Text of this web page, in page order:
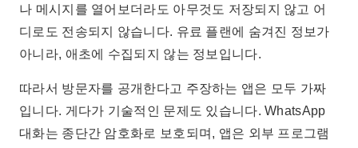
나 메시지를 열어보더라도 아무것도 저장되지 않고 어
디로도 전송되지 않습니다. 유료 플랜에 숨겨진 정보가
아니라, 애초에 수집되지 않는 정보입니다.
따라서 방문자를 공개한다고 주장하는 앱은 모두 가짜
입니다. 게다가 기술적인 문제도 있습니다. WhatsApp
대화는 종단간 암호화로 보호되며, 앱은 외부 프로그램